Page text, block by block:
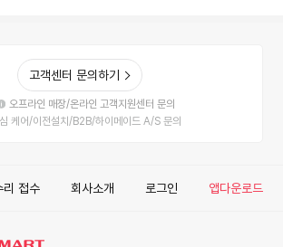
고객센터 문의하기
오프라인 매장/온라인 고객지원센터 문의
케어/이전설치/B2B/하이메이드 A/S 문의
리 접수 회사소개 로그인 앱다운로드